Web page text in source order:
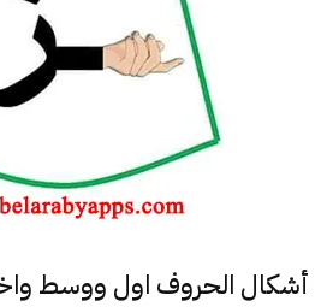
أشكال الحروف اول ووسط